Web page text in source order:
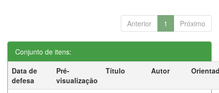
Anterior 1 Próximo
Conjunto de itens:
Data de
defesa
Pré-
visualização
Título Autor